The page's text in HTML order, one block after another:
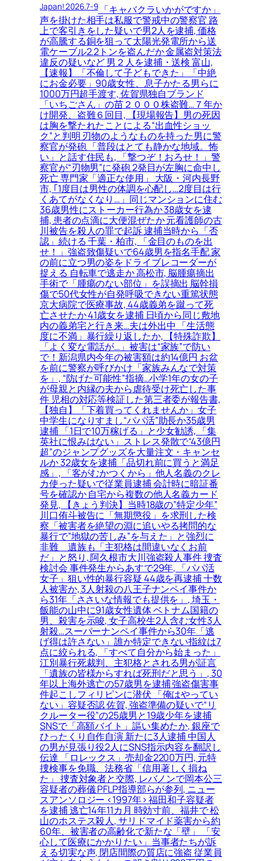
Japan! 2026.7-9「キャバクラいかがですか」
声を掛けた相手は私服で警戒中の警察官 路
上で客引きをした疑いで男2人を逮捕, 価格
が高騰する銅を狙って太陽光発電所から送
電ケーブル2.2トンを盗んだか 金属盗対策法
違反の疑いなど 男２人を逮捕・送検 富山,
【速報】「不倫して子どもできた」「中絶
にお金必要」90歳女性、息子かたる男らに
1000万円超手渡す, 佐賀県独自ブランド
「いちごさん」の苗２０００株盗難…７年か
け開発、盗難６回目, 【現場報告】男の死因
は胸を撃たれたことによる“出血性ショッ
ク”と判明 刃物のようなものを持った男に警
察官が発砲 「普段はとても静かな地域。怖
い」と話す住民も, 「撃つぞ！おろせ！」警
察官が“刃物男”に発砲 2発目が左胸に命中し
死亡 専門家「適正な使用」 大阪・河内長野
市, ｢1度目は男性の体調を心配し…2度目は行
くあてがなくなり…」同じマンションに住む
36歳男性にストーカー行為か 38歳女を逮
捕, 患者の点滴に大便混ぜたか 元看護師の古
川被告を殺人の罪で起訴 逮捕当時から「否
認」続ける 千葉・柏市, 「金目のものを出
せ！」強盗致傷疑いで64歳男を指名手配 家
の前に立つ男の姿をドライブレコーダーが
捉える 自転車で逃走か 高松市, 脳腫瘍摘出
手術で「腫瘍のない部位」を誤摘出 脳幹損
傷で50代女性が自発呼吸できない重篤状態
京大病院で医療事故, 44歳義弟を蹴って死
亡させたか 41歳女を逮捕 日頃から同じ敷地
内の義弟宅と行き来…夫は外出中 「生活態
度に不満」暴行繰り返したか, 【特殊詐欺】
「よく変な電話が…」被害は“家族”で防い
で！新潟県内今年の被害額は約14億円 お盆
を前に警察が呼びかけ「家族みんなで対策
を」, “防げた可能性”指摘…小学1年の女の子
が母親と内縁の夫から虐待受け死亡した事
件 児相の対応等検証した第三者委が報告書,
【独自】「下着買ってくれませんか」女子
中学生になりすまし“パパ活”助長か35歳男
逮捕 「1日で10万稼げる」と少女勧誘, 「集
英社に恨みはない」ストレス発散で“43億円
超”のジャンプグッズを大量注文・キャンセ
ルか 32歳女を逮捕「品切れ前に買うと満足
感」, 「客がむかつくから」他人名義のクレ
カ使った疑いで従業員逮捕 会計時に暗証番
号を確認か 自宅から複数の他人名義カード
発見, 【きょう判決】当時18歳の”特定少年”
川口侑斗被告に「無期懲役」を求刑した検
察「被害者を絶望の淵に追いやる拷問的な
暴行で”地獄の苦しみ”を与えた」と強烈に
非難＿遺族も「主犯格は間違いなくお前
だ」と怒り, 阿久根市大川強盗殺人事件 捜査
検討会 事件発生からあすで29年, 「パパ活
女子」狙い性的暴行容疑 44歳を再逮捕 十数
人被害か, 3人射殺の八王子ナンペイ事件か
ら31年「ささいな情報でも提供を」, 埼玉・
飯能の山中に91歳女性遺体 ベトナム国籍の
男、殺害を示唆, 女子高校生2人含む女性3人
射殺…スーパーナンペイ事件から30年「逃
げ得は許さない」誰か特定できない指紋は7
点に絞られる, 「すべて自分から始まった」
江別暴行死裁判、主犯格とされる男が証言
「遺族の皆様からすれば死刑だと思う」, 30
年以上海外逃亡の57歳男を逮捕 強盗傷害事
件起こしフィリピンに潜伏 「俺はやってい
ない」容疑否認 佐賀, 強盗準備の疑いで“リ
クルーター役”の25歳男と19歳少年を逮捕
SNSで「高額バイト」謳い集めたか, 銀座で
ひったくり自作自演 新たに3人逮捕 中国人
の男が見張り役2人にSNS指示内容を翻訳し
伝達 「ロレックス」売却金2200万円, 元特
捜検事を免職、法務省「信用著しく損ね
た」 捜査対象者と交際, レバノンで岡本公三
容疑者の葬儀 PFLP指導部らが参列, ニュー
スアンソロジー <1997年> 福田和子容疑者
を逮捕 逃亡14年11カ月 時効寸前、福井で 松
山のホステス殺人, サリドマイド薬害から約
60年、被害者の高齢化で新たな「壁」 「安
心して医療にかかりたい」当事者たちが訴
える切実な声, 閉店間際の質店に強盗 従業員